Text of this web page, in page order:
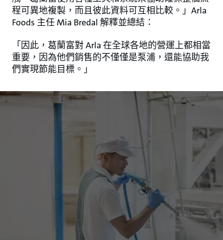
程可異地複製，而且彼此資料可互相比較。」Arla
Foods 主任 Mia Bredal 解釋並總結：
「因此，葛蘭富對 Arla 在全球各地的營運上都相當
重要，因為他們銷售的不僅僅是泵浦，還能協助我
們實現節能目標。」